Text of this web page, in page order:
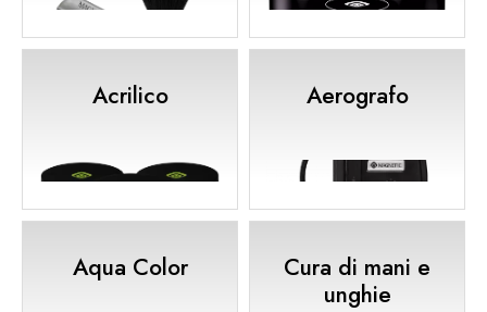
Acrilico Aerografo
Aqua Color
Cura di mani e
unghie